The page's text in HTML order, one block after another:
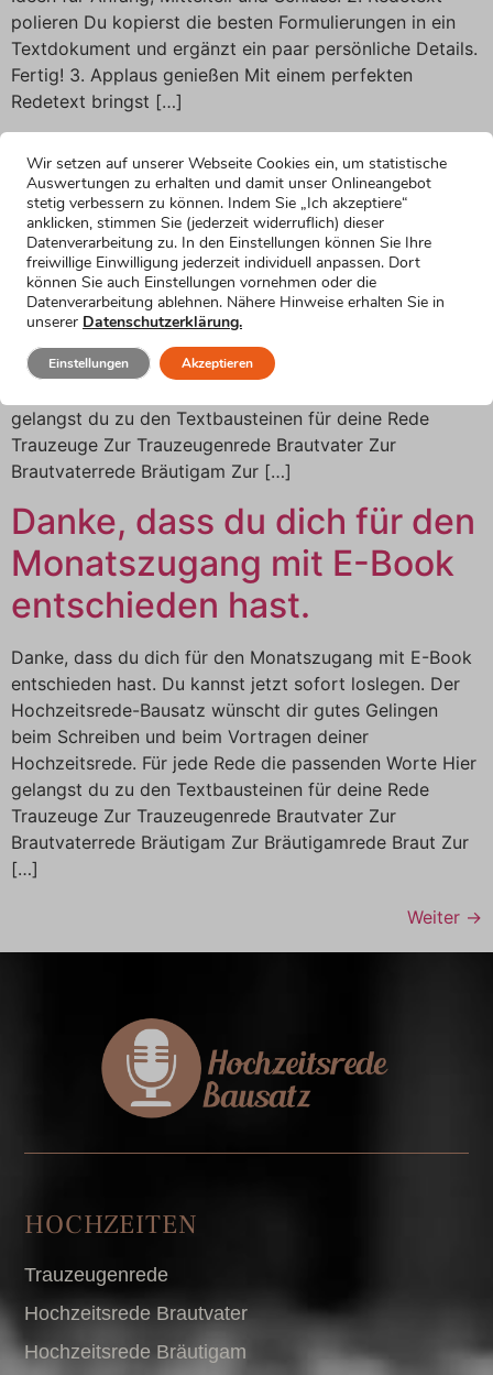
polieren Du kopierst die besten Formulierungen in ein
Textdokument und ergänzt ein paar persönliche Details.
Fertig! 3. Applaus genießen Mit einem perfekten
Redetext bringst […]
Danke, dass du dich für den
Zugang für drei Monate mit
E-Book entschieden hast.
Danke, dass du dich für den Zugang für drei Monate mit
E-Book entschieden hast. Du kannst jetzt sofort
Gelingen beim Schreiben und beim Vortragen deiner
gelangst du zu den Textbausteinen für deine Rede
Trauzeuge Zur Trauzeugenrede Brautvater Zur
Brautvaterrede Bräutigam Zur […]
Danke, dass du dich für den
Monatszugang mit E-Book
entschieden hast.
Danke, dass du dich für den Monatszugang mit E-Book
entschieden hast. Du kannst jetzt sofort loslegen. Der
Hochzeitsrede-Bausatz wünscht dir gutes Gelingen
beim Schreiben und beim Vortragen deiner
Hochzeitsrede. Für jede Rede die passenden Worte Hier
gelangst du zu den Textbausteinen für deine Rede
Trauzeuge Zur Trauzeugenrede Brautvater Zur
Brautvaterrede Bräutigam Zur Bräutigamrede Braut Zur
[…]
Weiter →
HOCHZEITEN
Trauzeugenrede
Hochzeitsrede Brautvater
Hochzeitsrede Bräutigam
Wir setzen auf unserer Webseite Cookies ein, um statistische
Auswertungen zu erhalten und damit unser Onlineangebot
stetig verbessern zu können. Indem Sie „Ich akzeptiere“
anklicken, stimmen Sie (jederzeit widerruflich) dieser
Datenverarbeitung zu. In den Einstellungen können Sie Ihre
freiwillige Einwilligung jederzeit individuell anpassen. Dort
können Sie auch Einstellungen vornehmen oder die
Datenverarbeitung ablehnen. Nähere Hinweise erhalten Sie in
unserer Datenschutzerklärung.
Akzeptieren
Einstellungen